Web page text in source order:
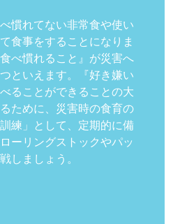
慣れてない非常食や使い
食事をすることになりま
べ慣れること』が災害へ
といえます。『好き嫌い
ることができることの大
ために、災害時の食育の
練」として、定期的に備
ーリングストックやパッ
しましょう。